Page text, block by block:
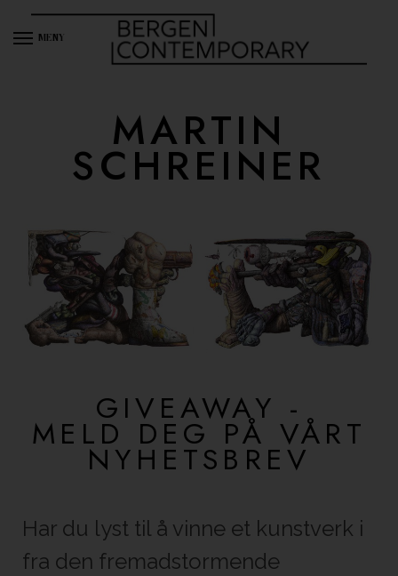
MENY
MARTIN
SCHREINER
GIVEAWAY -
MELD DEG PÅ VÅRT
NYHETSBREV
Har du lyst til å vinne et kunstverk i
fra den fremadstormende